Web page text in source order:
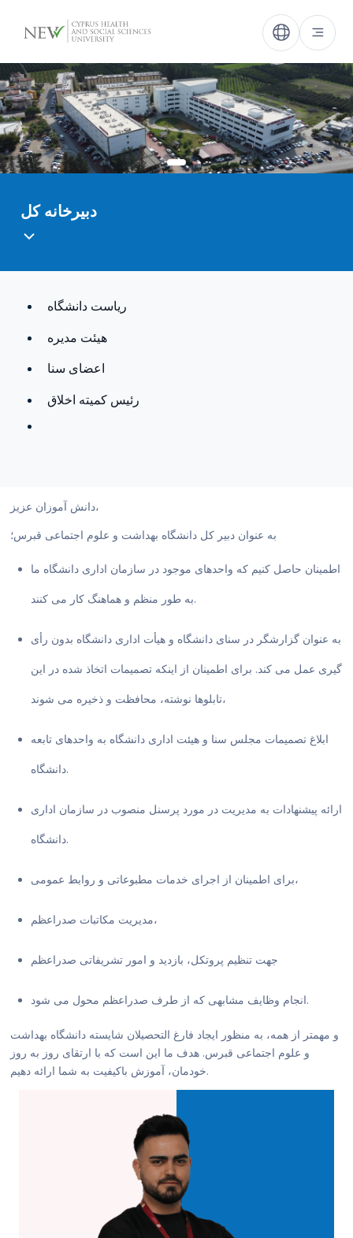
دبیرخانه کل
ریاست دانشگاه
هيئت مدیره
اعضای سنا
رئیس کمیته اخلاق
دانش آموزان عزیز،
به عنوان دبیر کل دانشگاه بهداشت و علوم اجتماعی قبرس؛
اطمینان حاصل کنیم که واحدهای موجود در سازمان اداری دانشگاه ما
به طور منظم و هماهنگ کار می کنند.
به عنوان گزارشگر در سنای دانشگاه و هیأت اداری دانشگاه بدون رأی
گیری عمل می کند. برای اطمینان از اینکه تصمیمات اتخاذ شده در این
تابلوها نوشته، محافظت و ذخیره می شوند،
ابلاغ تصمیمات مجلس سنا و هیئت اداری دانشگاه به واحدهای تابعه
دانشگاه.
ارائه پیشنهادات به مدیریت در مورد پرسنل منصوب در سازمان اداری
دانشگاه.
برای اطمینان از اجرای خدمات مطبوعاتی و روابط عمومی،
مدیریت مکاتبات صدراعظم،
جهت تنظیم پروتکل، بازدید و امور تشریفاتی صدراعظم
انجام وظایف مشابهی که از طرف صدراعظم محول می شود.
و مهمتر از همه، به منظور ایجاد فارغ التحصیلان شایسته دانشگاه بهداشت
و علوم اجتماعی قبرس. هدف ما این است که با ارتقای روز به روز
خودمان، آموزش باکیفیت به شما ارائه دهیم.